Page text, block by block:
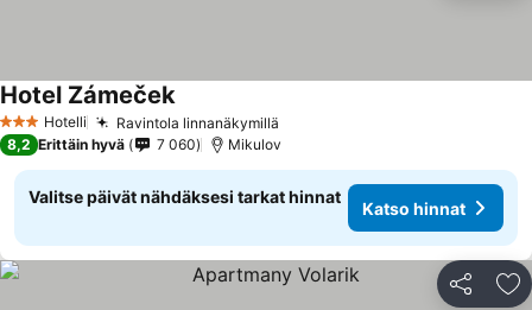
3 Tähtiluokitus
Hotelli Ravintola linnanäkymillä
Hotel Zámeček
8,2 Erittäin hyvä 7 060 Mikulov
Valitse päivät nähdäksesi tarkat hinnat
Katso hinnat
Jaa